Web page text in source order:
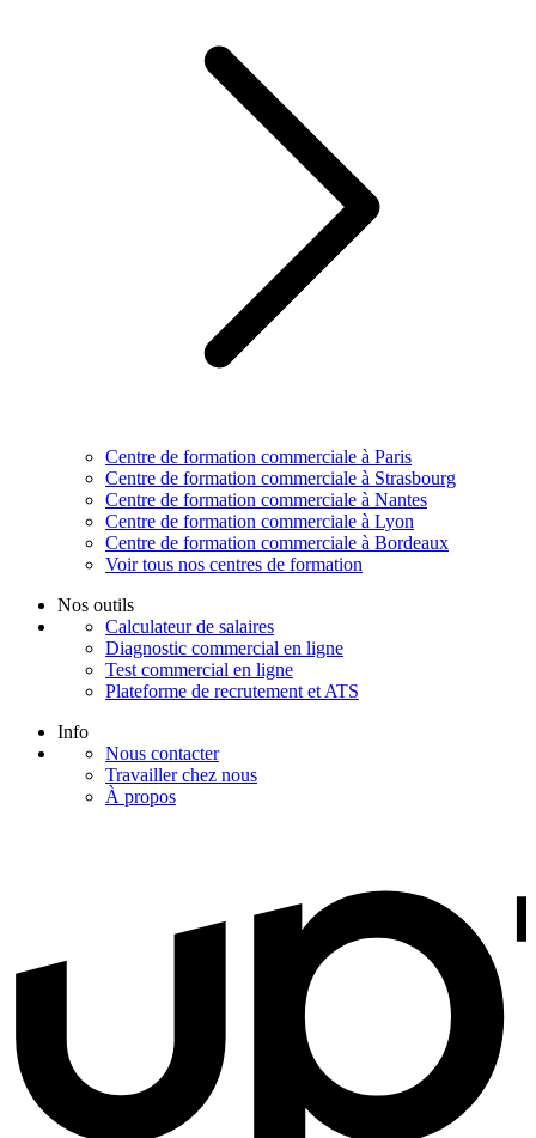
Centre de formation commerciale à Paris
Centre de formation commerciale à Strasbourg
Centre de formation commerciale à Nantes
Centre de formation commerciale à Lyon
Centre de formation commerciale à Bordeaux
Voir tous nos centres de formation
Nos outils
Calculateur de salaires
Diagnostic commercial en ligne
Test commercial en ligne
Plateforme de recrutement et ATS
Info
Nous contacter
Travailler chez nous
À propos